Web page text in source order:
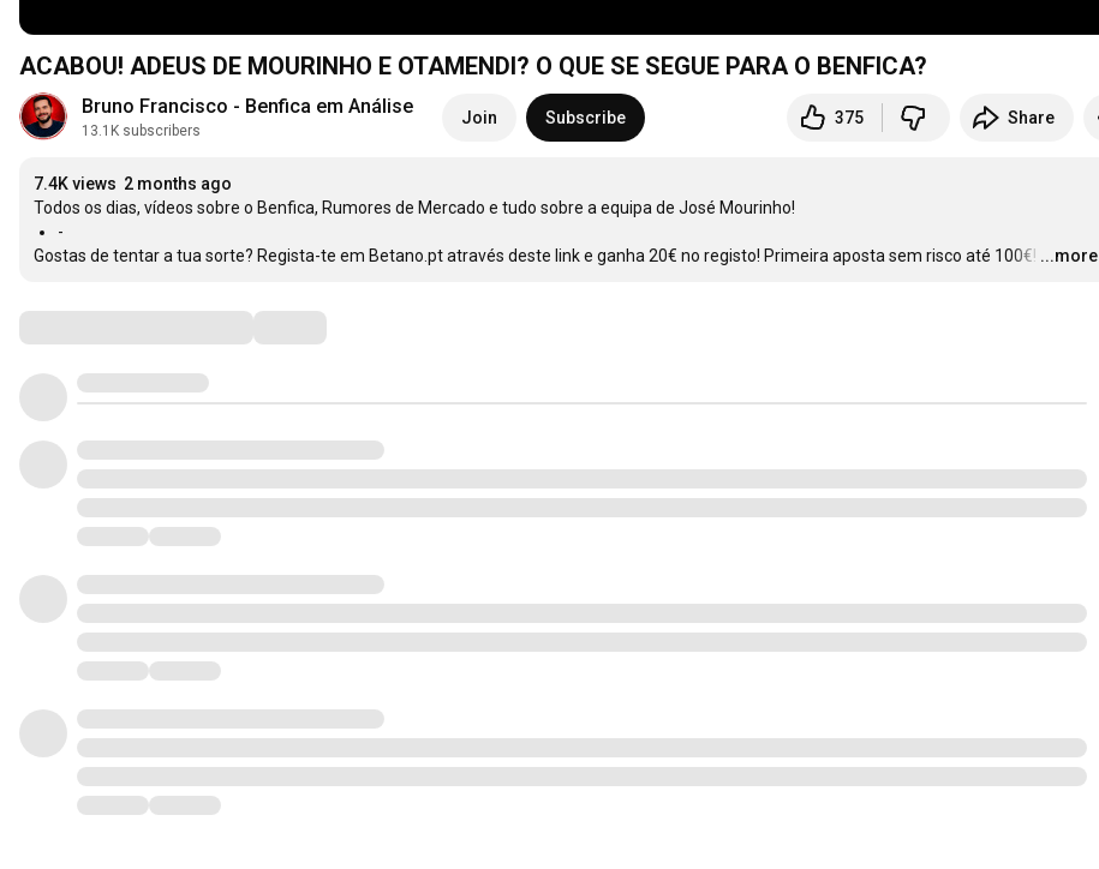
ACABOU! ADEUS DE MOURINHO E OTAMENDI? O QUE SE SEGUE PARA O BENFICA?
Bruno Francisco - Benfica em Análise
13.1K subscribers
Join Subscribe 375 Share
7.4K views 2 months ago
Gostas de tentar a tua sorte? Regista-te em Betano.pt através deste link e ganha 20€ no registo! Primeira aposta sem risco até 100€! …
...more